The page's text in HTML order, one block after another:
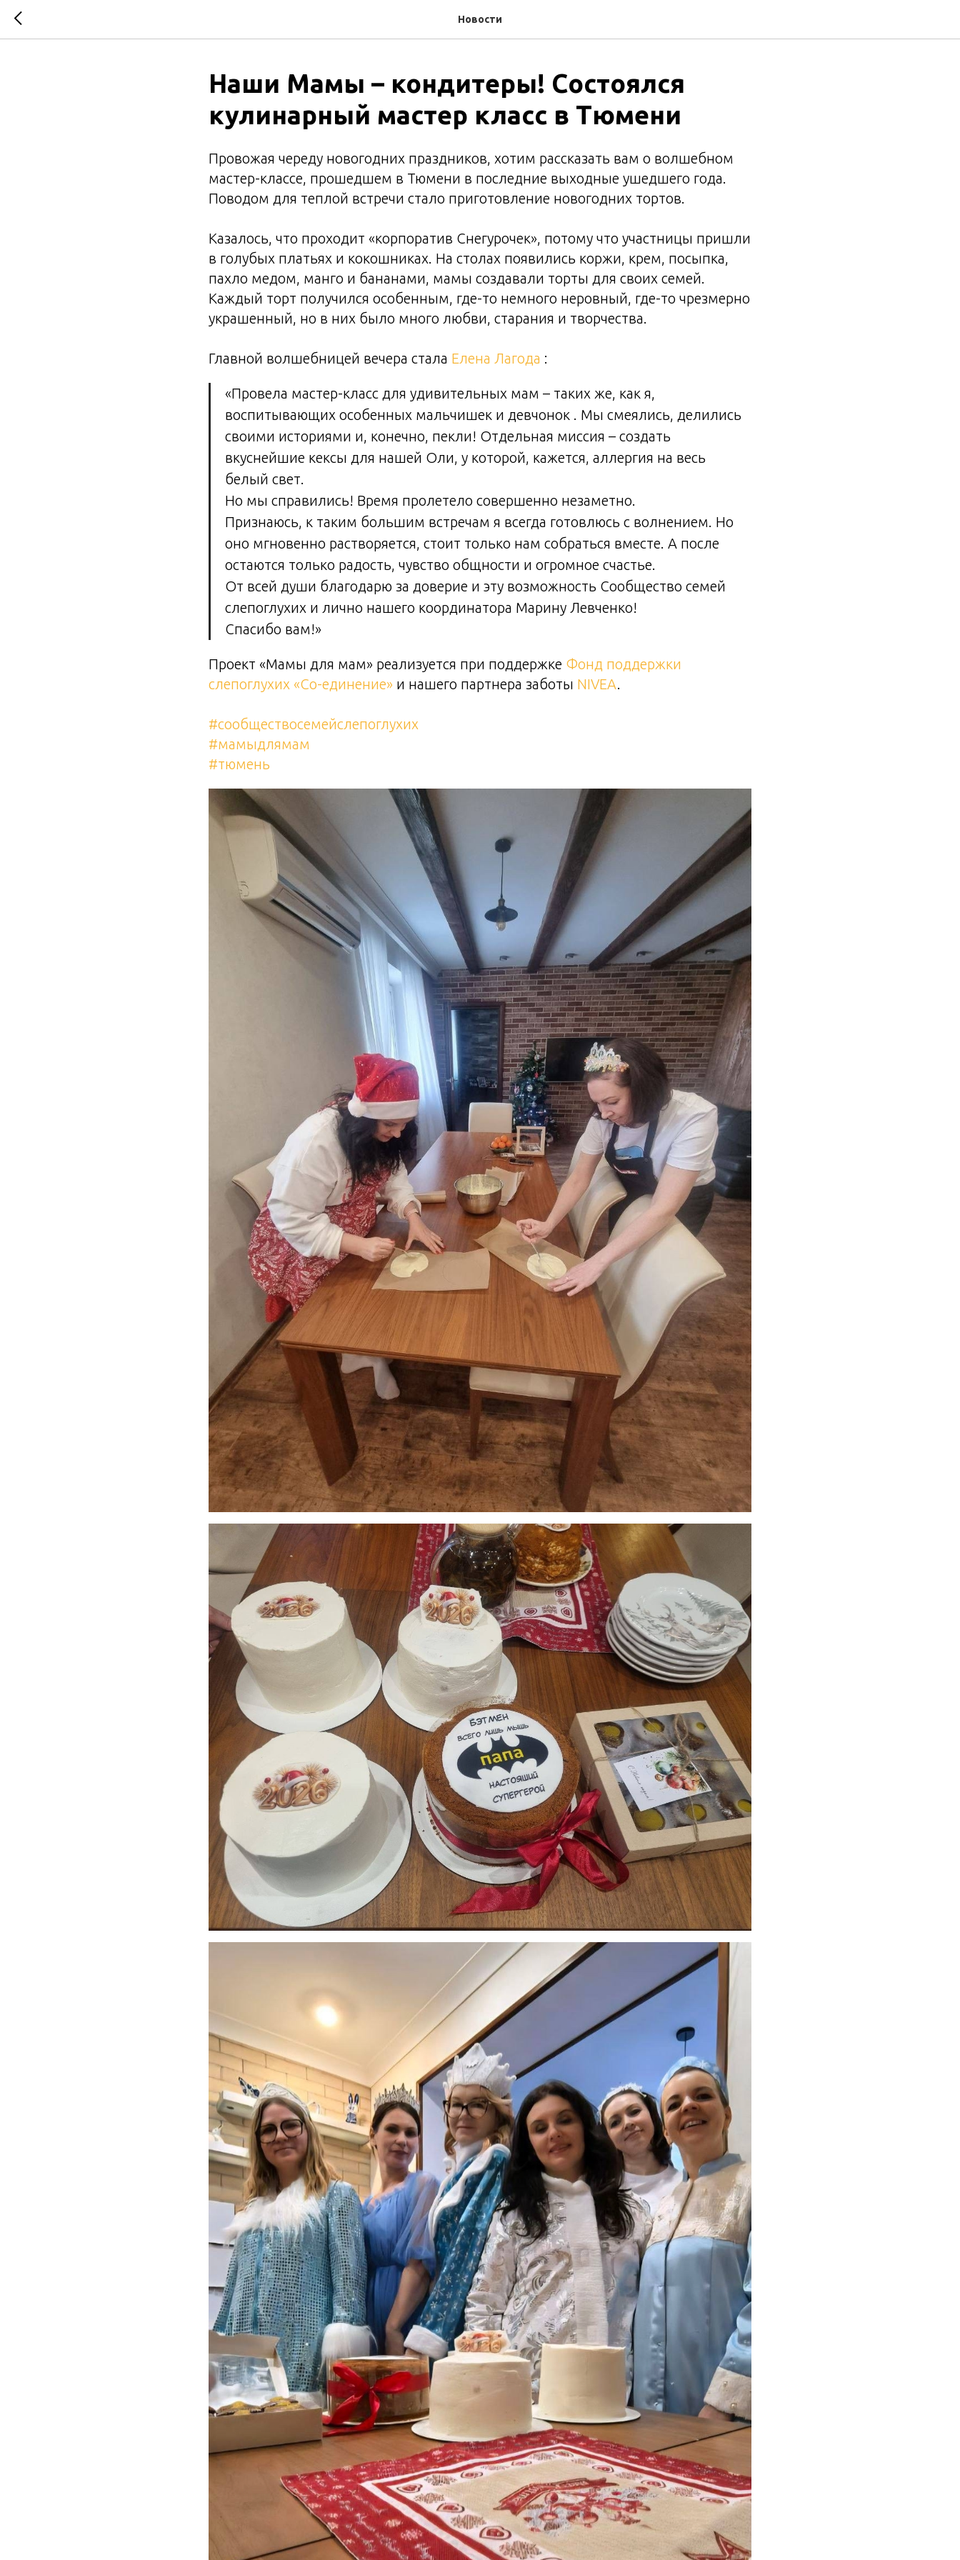
Новости
Наши Мамы – кондитеры! Состоялся
кулинарный мастер класс в Тюмени
Провожая череду новогодних праздников, хотим рассказать вам о волшебном
мастер-классе, прошедшем в Тюмени в последние выходные ушедшего года.
Поводом для теплой встречи стало приготовление новогодних тортов.
Казалось, что проходит «корпоратив Снегурочек», потому что участницы пришли
в голубых платьях и кокошниках. На столах появились коржи, крем, посыпка,
пахло медом, манго и бананами, мамы создавали торты для своих семей.
Каждый торт получился особенным, где-то немного неровный, где-то чрезмерно
украшенный, но в них было много любви, старания и творчества.
Главной волшебницей вечера стала Елена Лагода :
«Провела мастер-класс для удивительных мам – таких же, как я,
воспитывающих особенных мальчишек и девчонок . Мы смеялись, делились
своими историями и, конечно, пекли! Отдельная миссия – создать
вкуснейшие кексы для нашей Оли, у которой, кажется, аллергия на весь
белый свет.
Но мы справились! Время пролетело совершенно незаметно.
Признаюсь, к таким большим встречам я всегда готовлюсь с волнением. Но
оно мгновенно растворяется, стоит только нам собраться вместе. А после
остаются только радость, чувство общности и огромное счастье.
От всей души благодарю за доверие и эту возможность Сообщество семей
слепоглухих и лично нашего координатора Марину Левченко!
Спасибо вам!»
Проект «Мамы для мам» реализуется при поддержке Фонд поддержки
слепоглухих «Со-единение» и нашего партнера заботы NIVEA.
#сообществосемейслепоглухих
#мамыдлямам
#тюмень